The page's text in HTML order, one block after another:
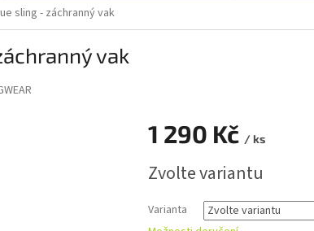
sling - záchranný vak
vak
1 290 Kč / ks
cena:
Zvolte variantu
Varianta